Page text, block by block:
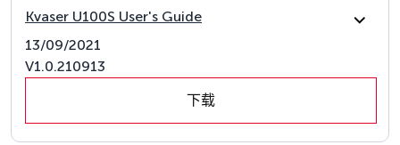
Kvaser U100S User's Guide
13/09/2021
V1.0.210913
下载